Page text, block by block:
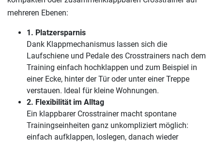
mehreren Ebenen:
1. Platzersparnis
Dank Klappmechanismus lassen sich die
Laufschiene und Pedale des Crosstrainers nach dem
Training einfach hochklappen und zum Beispiel in
einer Ecke, hinter der Tür oder unter einer Treppe
verstauen. Ideal für kleine Wohnungen.
2. Flexibilität im Alltag
Ein klappbarer Crosstrainer macht spontane
Trainingseinheiten ganz unkompliziert möglich:
einfach aufklappen, loslegen, danach wieder